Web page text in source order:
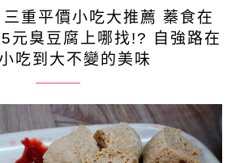
三重平價小吃大推薦 蓁食在
元臭豆腐上哪找!? 自強路在
吃到大不變的美味